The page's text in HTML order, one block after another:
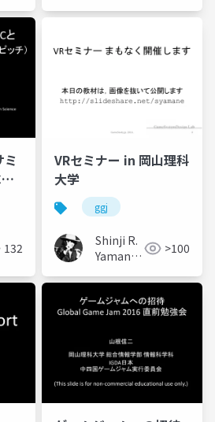
132
VRセミナー in 岡山理科
大学
ggj
Shinji R.
Yamane
二)
>100